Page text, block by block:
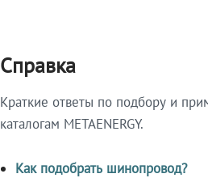
Справка
Краткие ответы по подбору и
каталогам METAENERGY.
Как подобрать шинопровод?